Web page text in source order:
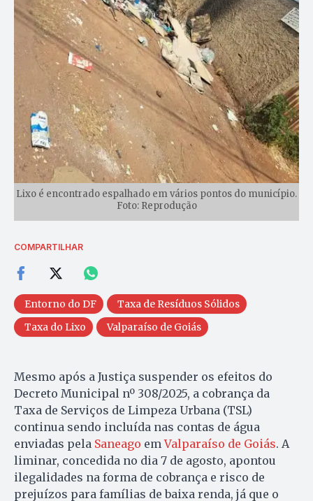
Lixo é encontrado espalhado em vários pontos do município.
Foto: Reprodução
COMPARTILHAR
Entorno do DF
Taxa de Resíduos Sólidos
Taxa do Lixo
Valparaíso de Goiás
Mesmo após a Justiça suspender os efeitos do
Decreto Municipal nº 308/2025, a cobrança da
Taxa de Serviços de Limpeza Urbana (TSL)
continua sendo incluída nas contas de água
enviadas pela Saneago emValparaíso de Goiás. A
liminar, concedida no dia 7 de agosto, apontou
ilegalidades na forma de cobrança e risco de
prejuízos para famílias de baixa renda, já que o